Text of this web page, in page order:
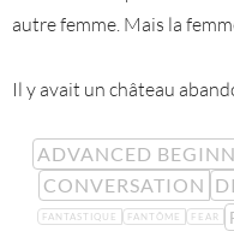
autre femme. Mais la
Il y avait un château
ADVANCED
CONVERSATION
FANTASTIQUE FANTÔME FEAR